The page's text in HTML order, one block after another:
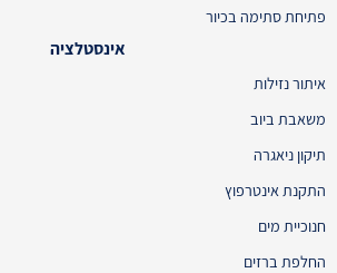
פתיחת סתימה בכיור
אינסטלציה
איתור נזילות
משאבת ביוב
תיקון ניאגרה
התקנת אינטרפוץ
חנוכיית מים
החלפת ברזים